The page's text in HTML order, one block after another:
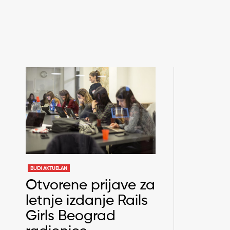
BUDI AKTUELAN
Otvorene prijave za
letnje izdanje Rails
Girls Beograd